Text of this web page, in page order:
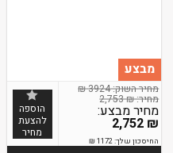
מבצע
3924
₪
2,753₪
המחיר
המקורי
היה:
2,753 ₪.
2,752 ₪
הנוכחי
החיסכון שלך:1172
₪
הוספה
להצעת
מחיר